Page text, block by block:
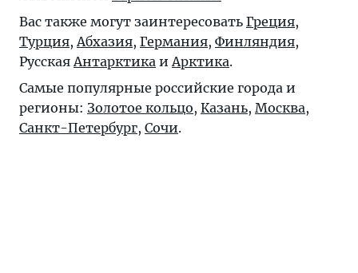
Вас также могут заинтересовать Греция,
Турция,Абхазия, Германия, Финляндия,
РусскаяАнтарктика иАрктика.
Самые популярные российские города и
регионы: Золотое кольцо, Казань, Москва,
Санкт-Петербург, Сочи.